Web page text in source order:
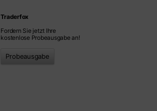
Traderfox
Fordern Sie jetzt Ihre
kostenlose Probeausgabe an!
Probeausgabe